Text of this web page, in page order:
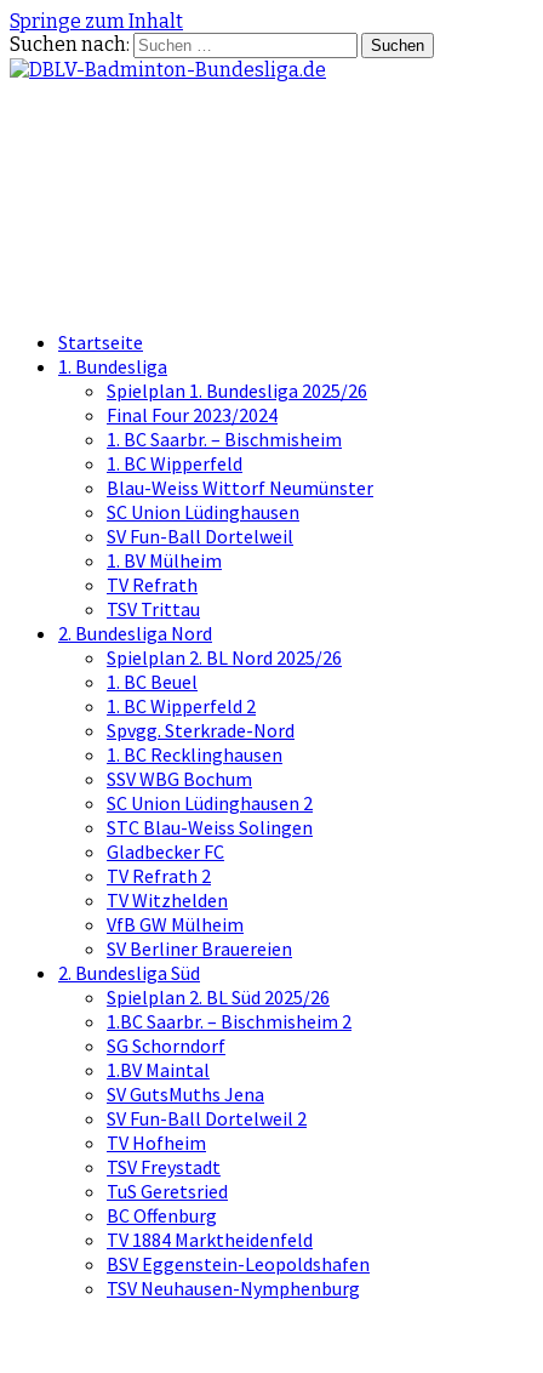
Springe zum Inhalt
Suchen nach:
Startseite
1. Bundesliga
Spielplan 1. Bundesliga 2025/26
Final Four 2023/2024
1. BC Saarbr. – Bischmisheim
1. BC Wipperfeld
Blau-Weiss Wittorf Neumünster
SC Union Lüdinghausen
SV Fun-Ball Dortelweil
1. BV Mülheim
TV Refrath
TSV Trittau
2. Bundesliga Nord
Spielplan 2. BL Nord 2025/26
1. BC Beuel
1. BC Wipperfeld 2
Spvgg. Sterkrade-Nord
1. BC Recklinghausen
SSV WBG Bochum
SC Union Lüdinghausen 2
STC Blau-Weiss Solingen
Gladbecker FC
TV Refrath 2
TV Witzhelden
VfB GW Mülheim
SV Berliner Brauereien
2. Bundesliga Süd
Spielplan 2. BL Süd 2025/26
1.BC Saarbr. – Bischmisheim 2
SG Schorndorf
1.BV Maintal
SV GutsMuths Jena
SV Fun-Ball Dortelweil 2
TV Hofheim
TSV Freystadt
TuS Geretsried
BC Offenburg
TV 1884 Marktheidenfeld
BSV Eggenstein-Leopoldshafen
TSV Neuhausen-Nymphenburg